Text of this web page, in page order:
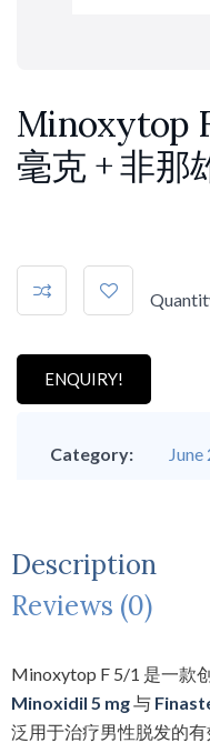
Minoxytop
毫克 + 非那
ENQUIRY!
Category: June
Description
Reviews (0)
Minoxytop F 5/1 是一款
Minoxidil 5 mg与
泛用于治疗男性脱发的有